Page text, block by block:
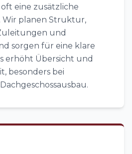
eine zusätzliche
planen Struktur,
und
sorgen für eine klare
erhöht Übersicht und
besonders bei